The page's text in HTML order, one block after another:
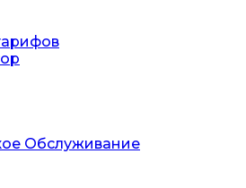
Обслуживание